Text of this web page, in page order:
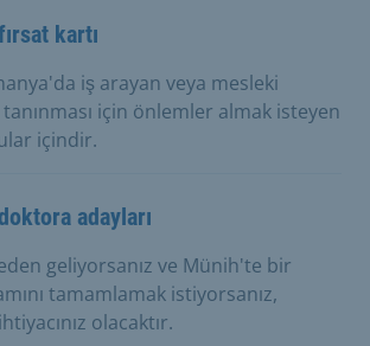
kartı
iş arayan veya mesleki
için önlemler almak isteyen
içindir.
adayları
geliyorsanız ve Münih'te bir
tamamlamak istiyorsanız,
olacaktır.